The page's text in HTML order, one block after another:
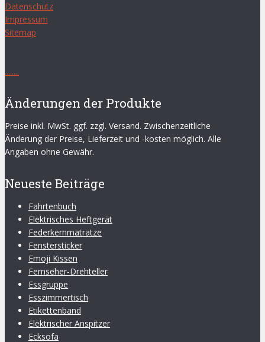
Datenschutz
Impressum
Sitemap
........
Änderungen der Produkte
Preise inkl. MwSt. ggf. zzgl. Versand. Zwischenzeitliche
Änderung der Preise, Lieferzeit und -kosten möglich. Alle
Angaben ohne Gewähr.
Neueste Beiträge
Fahrtenbuch
Elektrisches Heftgerät
Federkernmatratze
Fenstersticker
Emoji Kissen
Fernseher-Drehteller
Essgruppe
Esszimmertisch
Etikettenband
Elektrischer Anspitzer
Ecksofa